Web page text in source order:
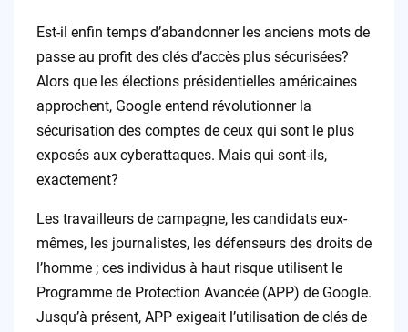
Est-il enfin temps d’abandonner les anciens mots de
passe au profit des clés d’accès plus sécurisées?
Alors que les élections présidentielles américaines
approchent, Google entend révolutionner la
sécurisation des comptes de ceux qui sont le plus
exposés aux cyberattaques. Mais qui sont-ils,
exactement?
Les travailleurs de campagne, les candidats eux-
mêmes, les journalistes, les défenseurs des droits de
l’homme ; ces individus à haut risque utilisent le
Programme de Protection Avancée (APP) de Google.
Jusqu’à présent, APP exigeait l’utilisation de clés de